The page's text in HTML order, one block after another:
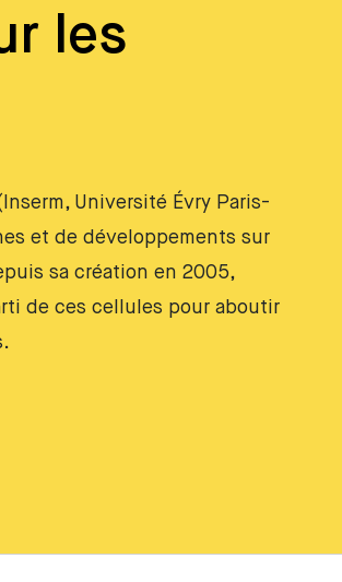
les
Université Évry Paris-
et de développements sur
sa création en 2005,
de ces cellules pour aboutir